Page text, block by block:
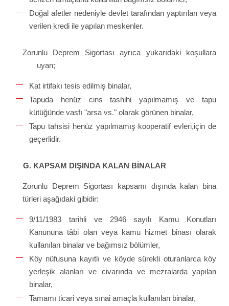
Doğal afetler nedeniyle devlet tarafından yaptırılan veya
verilen kredi ile yapılan meskenler.
Zorunlu Deprem Sigortası ayrıca yukarıdaki koşullara
uyan;
Kat irtifakı tesis edilmiş binalar,
Tapuda henüz cins tashihi yapılmamış ve tapu
kütüğünde vasfı "arsa vs." olarak görünen binalar,
Tapu tahsisi henüz yapılmamış kooperatif evleri,için de
geçerlidir.
G. KAPSAM DIŞINDA KALAN BİNALAR
Zorunlu Deprem Sigortası kapsamı dışında kalan bina
türleri aşağıdaki gibidir:
9/11/1983 tarihli ve 2946 sayılı Kamu Konutları
Kanununa tâbi olan veya kamu hizmet binası olarak
kullanılan binalar ve bağımsız bölümler,
Köy nüfusuna kayıtlı ve köyde sürekli oturanlarca köy
yerleşik alanları ve civarında ve mezralarda yapılan
binalar,
Tamamı ticari veya sınai amaçla kullanılan binalar,